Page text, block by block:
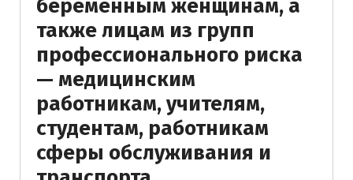
беременным женщинам, а
также лицам из групп
профессионального риска
— медицинским
работникам, учителям,
студентам, работникам
сферы обслуживания и